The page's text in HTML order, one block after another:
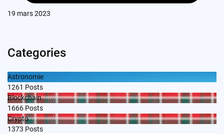
19 mars 2023
Categories
Astronomie
1261 Posts
Blockchain
1666 Posts
Crypto
1373 Posts